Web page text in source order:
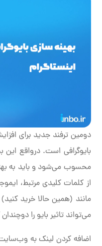
دومین ترفند جدید برای
بایوگرافی است. درواقع
محسوب می‌شود و باید به
از کلمات کلیدی مرتبط،
مانند (همین حالا خرید
می‌تواند تاثیر بایو را
اضافه کردن لینک به